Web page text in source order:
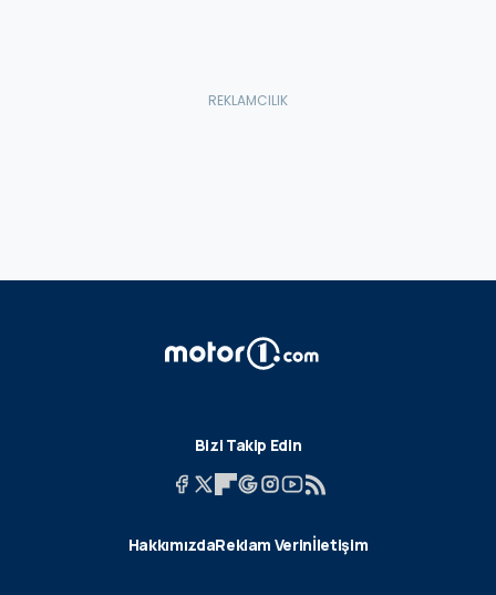
Bizi Takip Edin
HakkımızdaReklam Verinİletişim